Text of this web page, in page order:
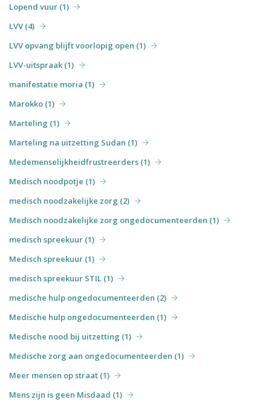
Lopend vuur (1)
LVV (4)
LVV opvang blijft voorlopig open (1)
LVV-uitspraak (1)
manifestatie moria (1)
Marokko (1)
Marteling (1)
Marteling na uitzetting Sudan (1)
Medemenselijkheidfrustreerders (1)
Medisch noodpotje (1)
medisch noodzakelijke zorg (2)
Medisch noodzakelijke zorg ongedocumenteerden (1)
medisch spreekuur (1)
Medisch spreekuur (1)
medisch spreekuur STIL (1)
medische hulp ongedocumenteerden (2)
Medische hulp ongedocumenteerden (1)
Medische nood bij uitzetting (1)
Medische zorg aan ongedocumenteerden (1)
Meer mensen op straat (1)
Mens zijn is geen Misdaad (1)